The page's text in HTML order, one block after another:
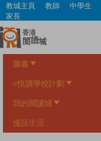
Skip
main
content
教城主頁 教師 中學生
家長
圖書
e悅讀學校計劃
我的閱讀城
漫話生活